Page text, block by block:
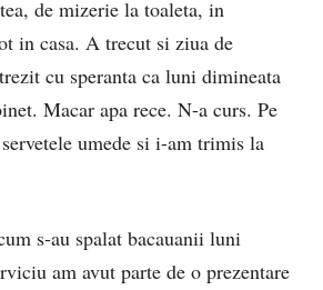
de mizerie la toaleta, in
in casa. A trecut si ziua de
cu speranta ca luni dimineata
Macar apa rece. N-a curs. Pe
umede si i-am trimis la
s-au spalat bacauanii luni
am avut parte de o prezentare